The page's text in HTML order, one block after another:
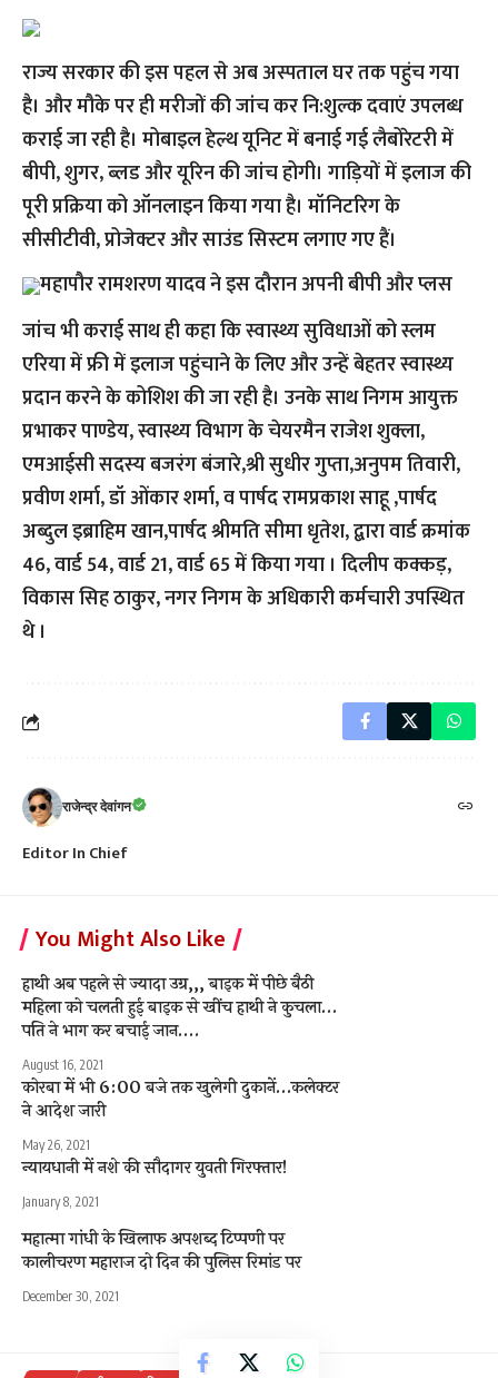
राज्य सरकार की इस पहल से अब अस्पताल घर तक पहुंच गया
है। और मौके पर ही मरीजों की जांच कर नि:शुल्क दवाएं उपलब्ध
कराई जा रही है। मोबाइल हेल्थ यूनिट में बनाई गई लैबोरेटरी में
बीपी, शुगर, ब्लड और यूरिन की जांच होगी। गाड़ियों में इलाज की
पूरी प्रक्रिया को ऑनलाइन किया गया है। मॉनिटरिग के
सीसीटीवी, प्रोजेक्टर और साउंड सिस्टम लगाए गए हैं।
महापौर रामशरण यादव ने इस दौरान अपनी बीपी और प्लस
जांच भी कराई साथ ही कहा कि स्वास्थ्य सुविधाओं को स्लम
एरिया में फ्री में इलाज पहुंचाने के लिए और उन्हें बेहतर स्वास्थ्य
प्रदान करने के कोशिश की जा रही है। उनके साथ निगम आयुक्त
प्रभाकर पाण्डेय, स्वास्थ्य विभाग के चेयरमैन राजेश शुक्ला,
एमआईसी सदस्य बजरंग बंजारे,श्री सुधीर गुप्ता,अनुपम तिवारी,
प्रवीण शर्मा, डॉ ओंकार शर्मा, व पार्षद रामप्रकाश साहू ,पार्षद
अब्दुल इब्राहिम खान,पार्षद श्रीमति सीमा धृतेश, द्बारा वार्ड क्रमांक
46, वार्ड 54, वार्ड 21, वार्ड 65 में किया गया । दिलीप कक्कड़,
विकास सिह ठाकुर, नगर निगम के अधिकारी कर्मचारी उपस्थित
थे ।
राजेन्द्र देवांगन
Editor In Chief
You Might Also Like
हाथी अब पहले से ज्यादा उग्र,,, बाइक में पीछे बैठी
महिला को चलती हुई बाइक से खींच हाथी ने कुचला…
पति ने भाग कर बचाई जान….
August 16, 2021
कोरबा में भी 6:00 बजे तक खुलेगी दुकानें…कलेक्टर
ने आदेश जारी
May 26, 2021
न्यायधानी में नशे की सौदागर युवती गिरफ्तार!
January 8, 2021
महात्मा गांधी के खिलाफ अपशब्द टिप्पणी पर
कालीचरण महाराज दो दिन की पुलिस रिमांड पर
December 30, 2021